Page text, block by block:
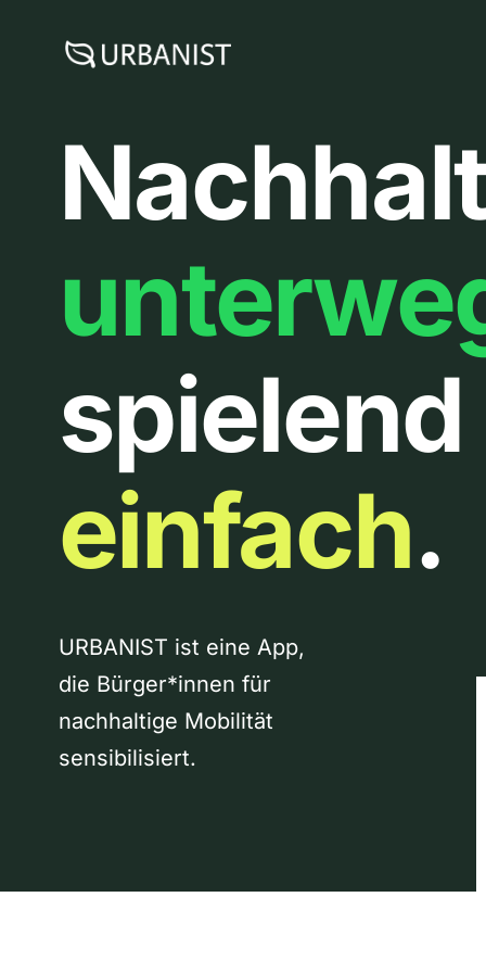
spielend
einfach.
URBANIST ist eine App,
die Bürger*innen für
nachhaltige Mobilität
sensibilisiert.